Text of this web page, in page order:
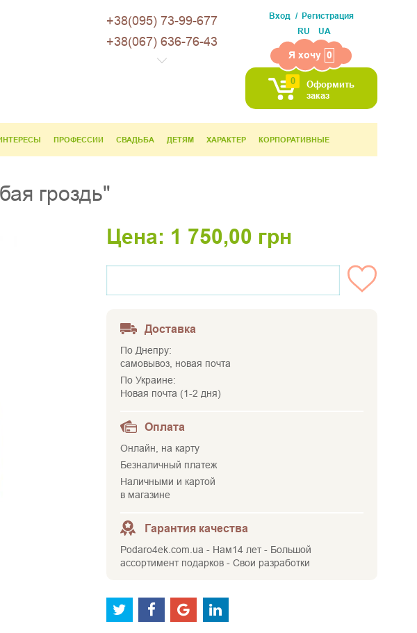
+38(095) 73-99-677
+38(067) 636-76-43
Вход
Регистрация
RU
UA
Я хочу 0
0
Оформить
заказ
ПРОФЕССИИ СВАДЬБА ДЕТЯМ ХАРАКТЕР КОРПОРАТИВНЫЕ
гроздь"
Цена: 1 750,00 грн
Доставка
По Днепру:
самовывоз, новая почта
По Украине:
Новая почта (1-2 дня)
Оплата
Онлайн, на карту
Безналичный платеж
Наличными и картой
в магазине
Гарантия качества
Podaro4ek.com.ua - Нам14 лет - Большой
ассортимент подарков - Свои разработки